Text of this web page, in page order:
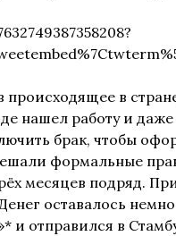
происходящее в
нашел работу и даже
брак, чтобы
формальные
месяцев подряд.
оставалось
и отправился в